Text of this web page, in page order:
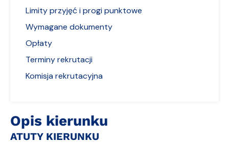
Opis kierunku
ATUTY KIERUNKU
Limity przyjęć i progi punktowe
Wymagane dokumenty
Opłaty
Terminy rekrutacji
Komisja rekrutacyjna